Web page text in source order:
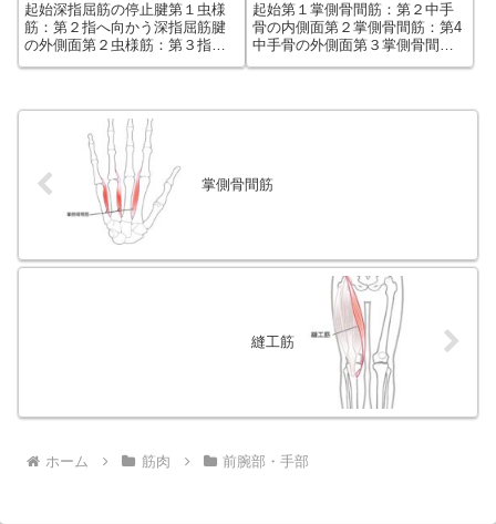
起始深指屈筋の停止腱第１虫様
筋：第２指へ向かう深指屈筋腱
の外側面第２虫様筋：第３指へ
向かう深指屈筋腱の外側面第
る面停止第２〜５指の指背腱膜
（特に第３・４虫様筋の）筋腹
は二分して、隣り合...
起始第１掌側骨間筋：第２中手
骨の内側面第２掌側骨間筋：第4
中手骨の外側面第３掌側骨間
筋：第５中手骨の外側面中手骨
の指節腱膜指節腱膜に以降せ
掌側骨間筋
縫工筋
ホーム 筋肉 前腕部・手部